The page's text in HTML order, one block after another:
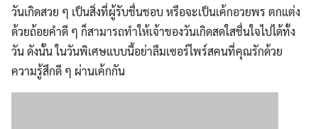
วันเกิดสวย ๆ เป็นสิ่งที่ผู้รับชื่นชอบ หรือจะเป็นเค้กอวยพร ตกแต่ง
ด้วยถ้อยคำดี ๆ ก็สามารถทำให้เจ้าของวันเกิดสดใสชื่นใจไปได้ทั้ง
วัน ดังนั้น ในวันพิเศษแบบนี้อย่าลืมเซอร์ไพร์สคนที่คุณรักด้วย
ความรู้สึกดี ๆ ผ่านเค้กกัน